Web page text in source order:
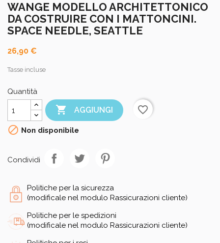
WANGE MODELLO ARCHITETTONICO
DA COSTRUIRE CON I MATTONCINI.
SPACE NEEDLE, SEATTLE
26,90 €
Tasse incluse
Quantità
 AGGIUNGI
favorite_border
 Non disponibile
Condividi
Politiche per la sicurezza
(modificale nel modulo Rassicurazioni cliente)
Politiche per le spedizioni
(modificale nel modulo Rassicurazioni cliente)